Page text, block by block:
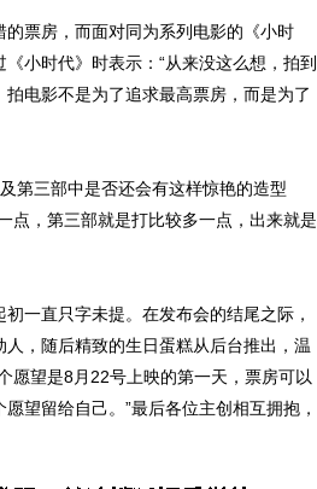
票房，而面对同为系列电影的《小时
小时代》时表示：“从来没这么想，拍到
电影不是为了追求最高票房，而是为了
三部中是否还会有这样惊艳的造型
点，第三部就是打比较多一点，出来就是
一直只字未提。在发布会的结尾之际，
，随后精致的生日蛋糕从后台推出，温
愿望是8月22号上映的第一天，票房可以
望留给自己。”最后各位主创相互拥抱，